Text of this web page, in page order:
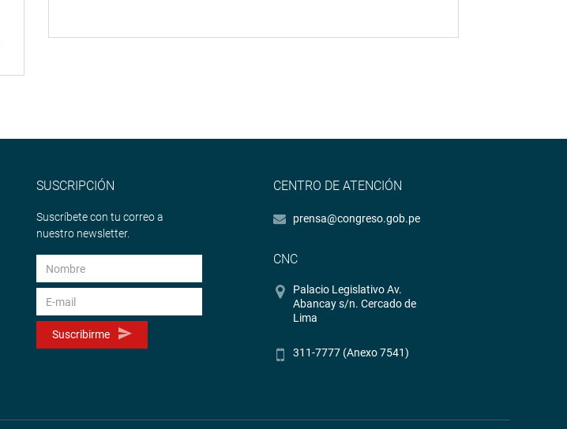
SUSCRIPCIÓN
Suscríbete con tu correo a
nuestro newsletter.
Suscribirme
CENTRO DE ATENCIÓN
prensa@congreso.gob.pe
CNC
Palacio Legislativo Av.
Abancay s/n. Cercado de
Lima
311-7777 (Anexo 7541)